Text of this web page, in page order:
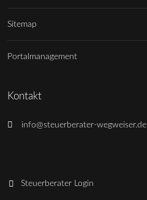
Sitemap
Portalmanagement
Kontakt
info@steuerberater-wegweiser.de
Steuerberater Login